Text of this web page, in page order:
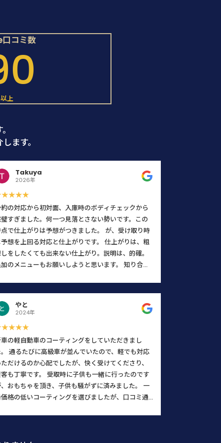
コミ数
上
ます。
Takuya
2026年
の対応から初対面、入庫時のボディチェックから
すぎました。何一つ見落とさない勢いです。この
で仕上がりは予想がつきました。 が、受け取り時
想を上回る対応と仕上がりです。 仕上がりは、粗
をしたくても出来ない仕上がり。説明は、的確。
のメニューもお願いしようと思います。 知り合い
やと
2024年
の軽自動車のコーティングをしていただきまし
通るたびに高級車が並んでいたので、軽でも対応
だけるのか心配でしたが、快く受けてくださり、
も丁寧です。 受取時に子供も一緒に行ったのです
おもちゃを頂き、子供も騒がずに済みました。 一
格の低いコーティングを選びましたが、口コミ通